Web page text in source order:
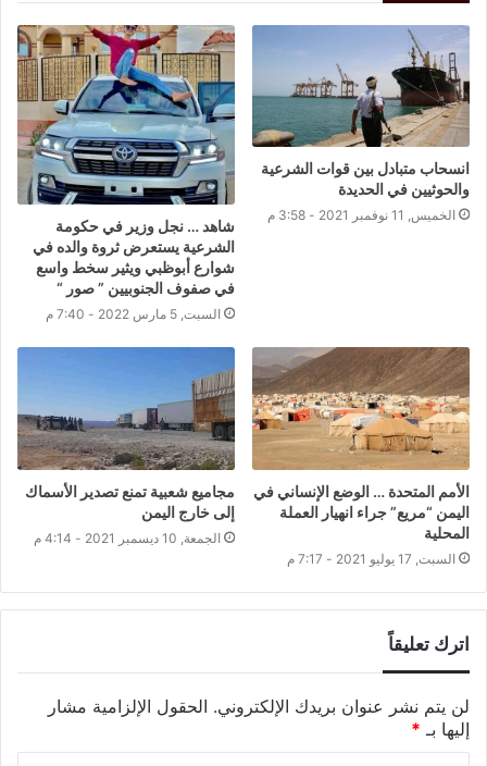
انسحاب متبادل بين قوات الشرعية
والحوثيين في الحديدة
الخميس, 11 نوفمبر 2021 - 3:58 م
شاهد … نجل وزير في حكومة
الشرعية يستعرض ثروة والده في
شوارع أبوظبي ويثير سخط واسع
في صفوف الجنوبيين ” صور “
السبت, 5 مارس 2022 - 7:40 م
الأمم المتحدة … الوضع الإنساني في
اليمن “مريع” جراء انهيار العملة
المحلية
السبت, 17 يوليو 2021 - 7:17 م
مجاميع شعبية تمنع تصدير الأسماك
إلى خارج اليمن
الجمعة, 10 ديسمبر 2021 - 4:14 م
اترك تعليقاً
لن يتم نشر عنوان بريدك الإلكتروني. الحقول الإلزامية مشار
إليها بـ *